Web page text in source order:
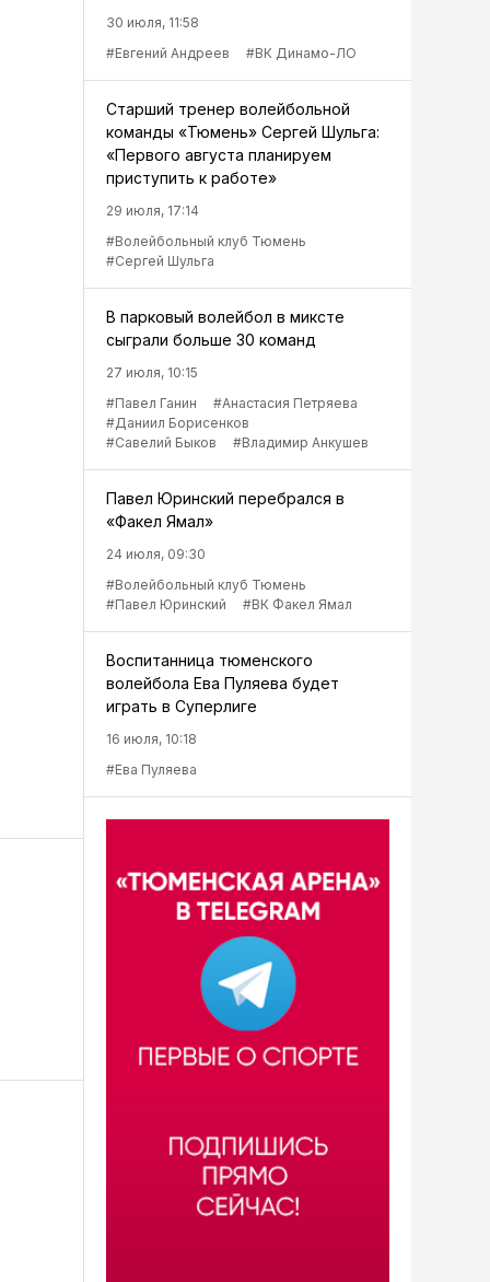
30 июля, 11:58
#Евгений Андреев
#ВК Динамо-ЛО
Старший тренер волейбольной
команды «Тюмень» Сергей Шульга:
«Первого августа планируем
приступить к работе»
29 июля, 17:14
#Волейбольный клуб Тюмень
#Сергей Шульга
В парковый волейбол в миксте
сыграли больше 30 команд
27 июля, 10:15
#Павел Ганин
#Анастасия Петряева
#Даниил Борисенков
#Савелий Быков
#Владимир Анкушев
Павел Юринский перебрался в
«Факел Ямал»
24 июля, 09:30
#Волейбольный клуб Тюмень
#Павел Юринский
#ВК Факел Ямал
Воспитанница тюменского
волейбола Ева Пуляева будет
играть в Суперлиге
16 июля, 10:18
#Ева Пуляева